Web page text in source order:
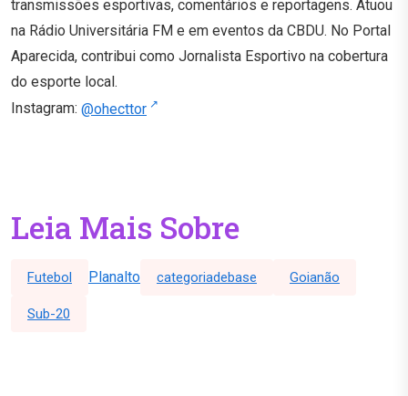
transmissões esportivas, comentários e reportagens. Atuou
na Rádio Universitária FM e em eventos da CBDU. No Portal
Aparecida, contribui como Jornalista Esportivo na cobertura
do esporte local.
Instagram: @ohecttor
Leia Mais Sobre
Futebol Planalto categoriadebase Goianão
Sub-20